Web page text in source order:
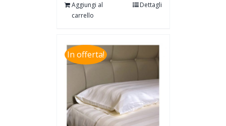
Aggiungi al
carrello
Dettagli
In offerta!